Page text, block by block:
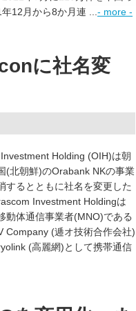
12月から8か月連 ... - more -
に社名変
Holding (OIH)は朝
(北朝鮮)のOrabank NKの事業
するとともに社名を変更した
Investment Holdingは
動体通信事業者(MNO)である
Company (逓オ技術合作会社)
(高麗網)として携帯通信